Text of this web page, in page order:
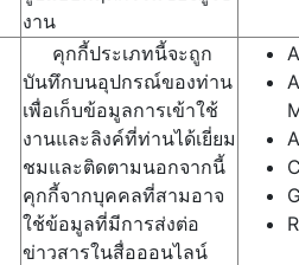
งาน
คุกกี้ประเภทนี้จะถูก
บันทึกบนอุปกรณ์ของท่าน
เพื่อเก็บข้อมูลการเข้าใช้
งานและลิงค์ที่ท่านได้เยี่ยม
ชมและติดตามนอกจากนี้
คุกกี้จากบุคคลที่สามอาจ
ใช้ข้อมูลที่มีการส่งต่อ
ข่าวสารในสื่อออนไลน์